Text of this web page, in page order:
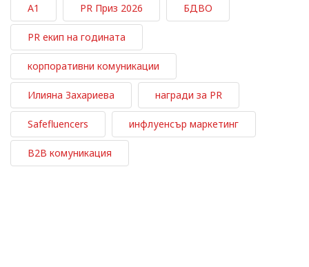
А1 PR Приз 2026 БДВО
PR екип на годината
корпоративни комуникации
Илияна Захариева награди за PR
Safefluencers инфлуенсър маркетинг
B2B комуникация